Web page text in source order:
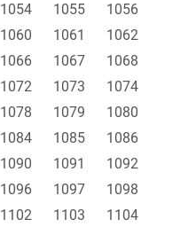
1054 1055
1056
1060 1061
1062
1066 1067
1068
1072 1073
1074
1078 1079
1080
1084 1085
1086
1090 1091
1092
1096 1097
1098
1102 1103
1104